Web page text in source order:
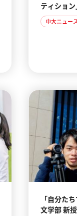
ティション
中大ニュース
「自分た
文学部 新